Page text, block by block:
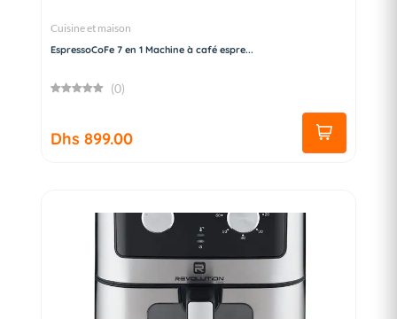
Cuisine et maison
EspressoCoFe 7 en 1 Machine à café espre...
(0)
Dhs 899.00